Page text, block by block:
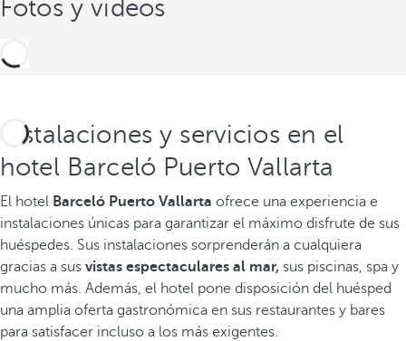
Fotos y videos
Instalaciones y servicios en el
hotel Barceló Puerto Vallarta
El hotel Barceló Puerto Vallarta ofrece una experiencia e
instalaciones únicas para garantizar el máximo disfrute de sus
huéspedes. Sus instalaciones sorprenderán a cualquiera
gracias a sus vistas espectaculares al mar, sus piscinas, spa y
mucho más. Además, el hotel pone disposición del huésped
una amplia oferta gastronómica en sus restaurantes y bares
para satisfacer incluso a los más exigentes.